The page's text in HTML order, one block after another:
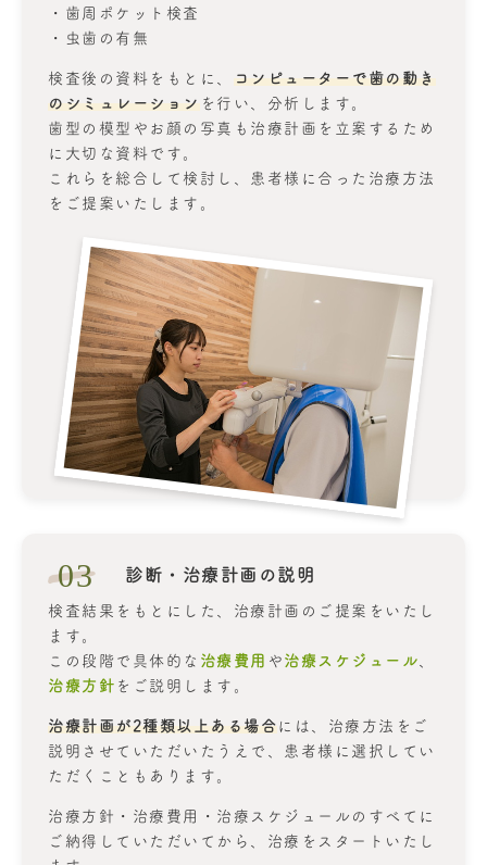
・歯周ポケット検査
・虫歯の有無
検査後の資料をもとに、
コンピューターで歯の動き
のシミュレーション を行い、分析します。
歯型の模型やお顔の写真も治療計画を立案するため
に大切な資料です。
これらを総合して検討し、患者様に合った治療方法
をご提案いたします。
03 診断・治療計画の説明
検査結果をもとにした、治療計画のご提案をいたし
ます。
この段階で具体的な 治療費用 や 治療スケジュール
治療方針 をご説明します。
治療計画が2種類以上ある場合 には、治療方法をご
説明させていただいたうえで、患者様に選択してい
ただくこともあります。
治療方針・治療費用・治療スケジュールのすべてに
ご納得していただいてから、治療をスタートいたし